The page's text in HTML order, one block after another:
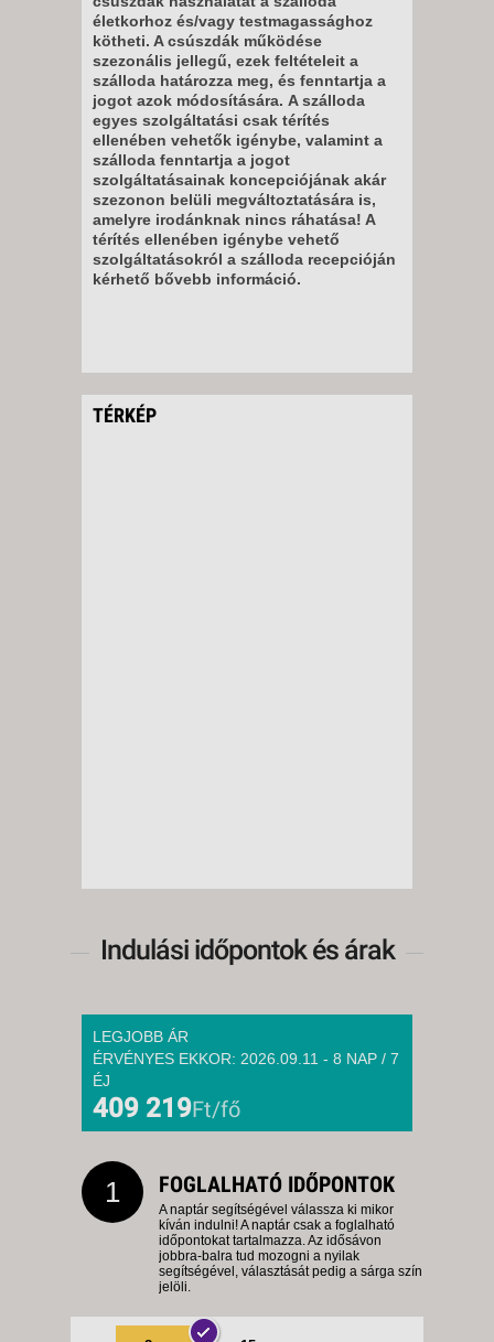
életkorhoz és/vagy testmagassághoz
kötheti. A csúszdák működése
szezonális jellegű, ezek feltételeit a
szálloda határozza meg, és fenntartja a
jogot azok módosítására. A szálloda
egyes szolgáltatási csak térítés
ellenében vehetők igénybe, valamint a
szálloda fenntartja a jogot
szolgáltatásainak koncepciójának akár
szezonon belüli megváltoztatására is,
amelyre irodánknak nincs ráhatása! A
térítés ellenében igénybe vehető
szolgáltatásokról a szálloda recepcióján
kérhető bővebb információ.
TÉRKÉP
Indulási időpontok és árak
LEGJOBB ÁR
ÉRVÉNYES EKKOR: 2026.09.11 - 8 NAP / 7
ÉJ
409 219Ft/fő
1 FOGLALHATÓ IDŐPONTOK
A naptár segítségével válassza ki mikor
kíván indulni! A naptár csak a foglalható
időpontokat tartalmazza. Az idősávon
jobbra-balra tud mozogni a nyilak
segítségével, választását pedig a sárga szín
jelöli.